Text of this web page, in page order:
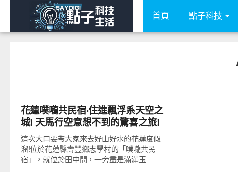
首頁 點子科技
花蓮噗嚨共民宿‧住進飄浮系天空之
城! 天馬行空意想不到的驚喜之旅!
這次大口要帶大家來去好山好水的花蓮度假
溜!位於花蓮縣壽豐鄉志學村的「噗嚨共民
宿」，就位於田中間，一旁盡是滿滿玉